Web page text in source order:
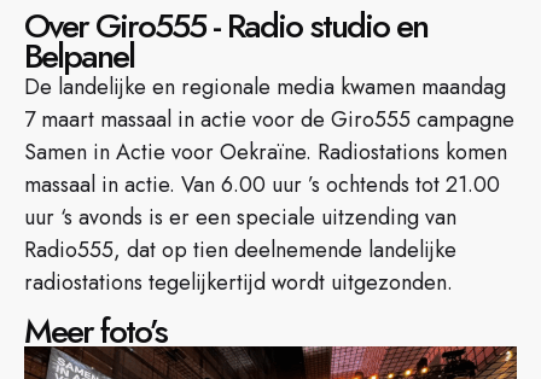
Over Giro555 - Radio studio en
Belpanel
De landelijke en regionale media kwamen maandag
7 maart massaal in actie voor de Giro555 campagne
Samen in Actie voor Oekraïne. Radiostations komen
massaal in actie. Van 6.00 uur ’s ochtends tot 21.00
uur ‘s avonds is er een speciale uitzending van
Radio555, dat op tien deelnemende landelijke
radiostations tegelijkertijd wordt uitgezonden.
Meer foto’s